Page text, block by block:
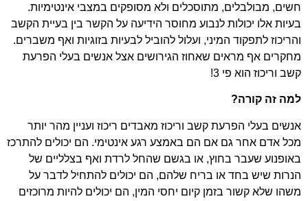
חשים, מבולבלים, מתוסכלים ולא מסופקים במצבי אינטימיות.
בעיות אלו יכולות לנבוע מחוסר הידיעה על הקשר בין בעיית הקשב
והריכוז לתפקוד המיני, ועלול להוביל לבעיות בזוגיות ואף משברים.
מחקרים אף מראים שאחוז הגירושים אצל אנשים בעלי הפרעת
קשב וריכוז הוא פי 3!
למה זה קורה?
אנשים בעלי הפרעת קשב וריכוז מאבדים ריכוז ועניין מהר יותר
מכל אדם אחר גם אם הם באמצע רגע אינטימי. הם יכולים להתרכז
באופנוע שעבר בחוץ, או בגשם שהחל לרדת ואף בצלליים של
הנרות שיש בחד או בריח שלהם, הם יכולים להתחיל לדבר על
משהו שלא קשור בזמן קיום יחסי המין, הם יכולים להיות מרוכזים